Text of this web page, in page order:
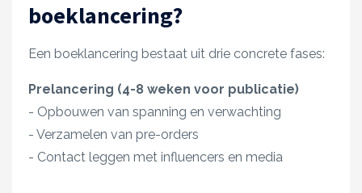
boeklancering?
Een boeklancering bestaat uit drie concrete fases:
Prelancering (4-8 weken voor publicatie)
- Opbouwen van spanning en verwachting
- Verzamelen van pre-orders
- Contact leggen met influencers en media